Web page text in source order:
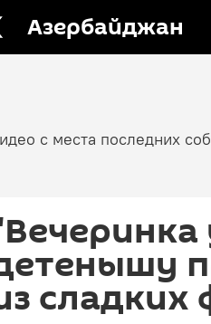
Азербайджан
с места последних
сладких